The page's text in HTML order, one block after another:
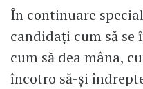
În continuare
candidați cum să se
cum să dea mâna,
încotro să-și